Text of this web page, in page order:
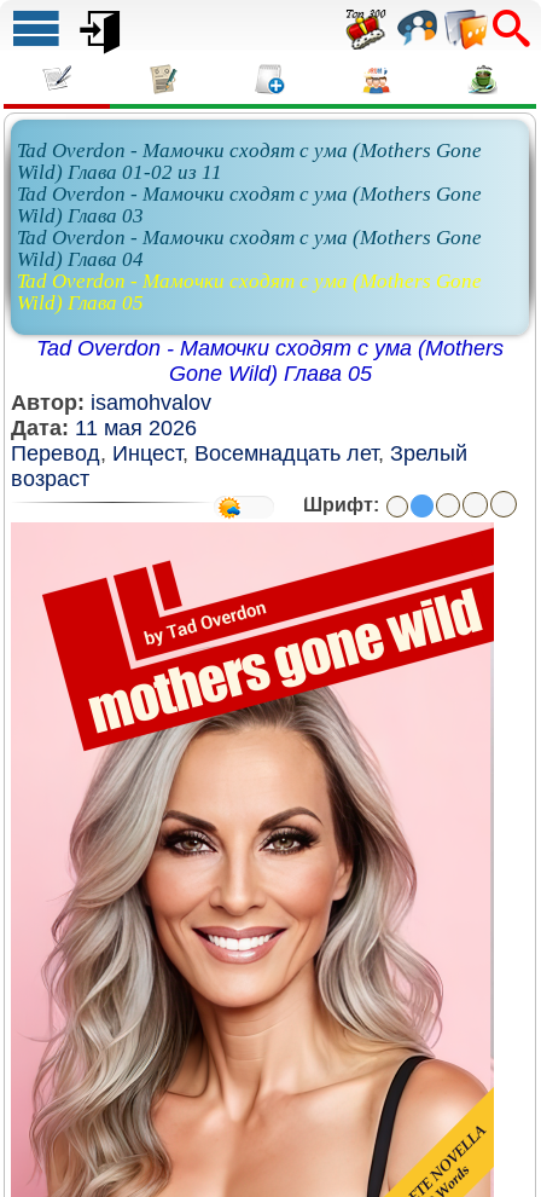
Tad Overdon - Мамочки сходят с ума (Mothers Gone
Wild) Глава 01-02 из 11
Tad Overdon - Мамочки сходят с ума (Mothers Gone
Wild) Глава 03
Tad Overdon - Мамочки сходят с ума (Mothers Gone
Wild) Глава 04
Tad Overdon - Мамочки сходят с ума (Mothers Gone
Wild) Глава 05
Tad Overdon - Мамочки сходят с ума (Mothers
Gone Wild) Глава 05
Автор: isamohvalov
Дата: 11 мая 2026
Перевод, Инцест, Восемнадцать лет, Зрелый
возраст
Шрифт: